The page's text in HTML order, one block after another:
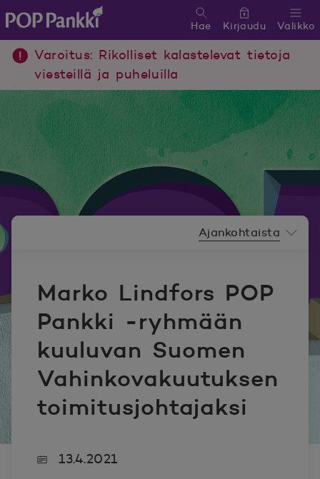
POP Pankki, etusivulle
Valikko
Hae Kirjaudu
Varoitus: Rikolliset kalastelevat tietoja
viesteillä ja puheluilla
Marko Lindfors POP
Pankki -ryhmään
kuuluvan Suomen
Vahinkovakuutuksen
toimitusjohtajaksi
Ajankohtaista
13.4.2021